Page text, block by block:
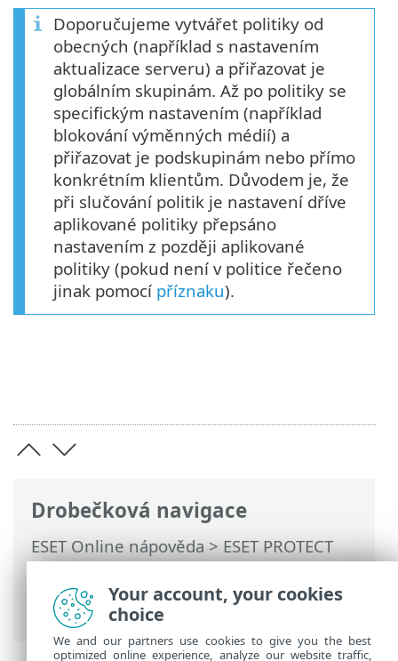
Drobečková navigace
ESET Online nápověda>ESET PROTECT
On-Prem>Používání ESET PROTECT On-
Prem>Hlavní menu ESET PROTECT On-
Prem> Politiky
Doporučujeme vytvářet politiky od
obecných (například s nastavením
aktualizace serveru) a přiřazovat je
globálním skupinám. Až po politiky se
specifickým nastavením (například
blokování výměnných médií) a
přiřazovat je podskupinám nebo přímo
konkrétním klientům. Důvodem je, že
při slučování politik je nastavení dříve
aplikované politiky přepsáno
nastavením z později aplikované
politiky (pokud není v politice řečeno
jinak pomocí příznaku).
Your account, your cookies
choice
We and our partners use cookies to give you the best
optimized online experience, analyze our website traffic,